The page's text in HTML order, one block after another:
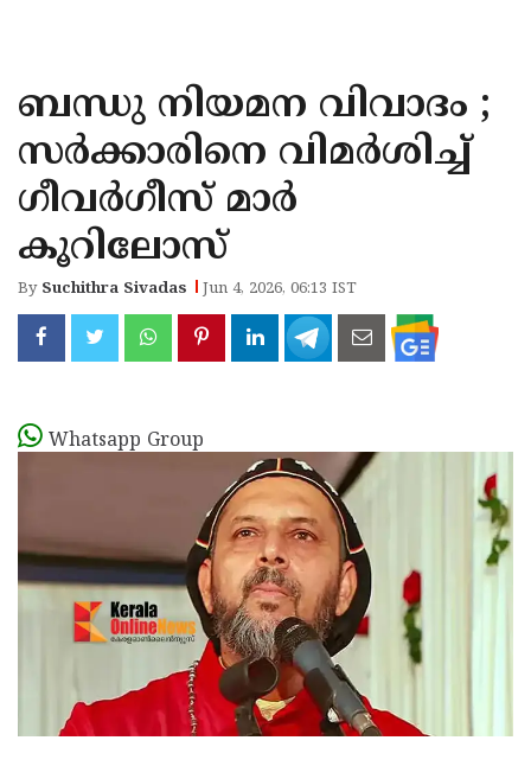
KANNUR
KASARAGOD
ബന്ധു നിയമന വിവാദം ;
സര്‍ക്കാരിനെ വിമര്‍ശിച്ച്
ഗീവര്‍ഗീസ് മാര്‍
കൂറിലോസ്
By Suchithra Sivadas Jun 4, 2026, 06:13 IST
Whatsapp Group